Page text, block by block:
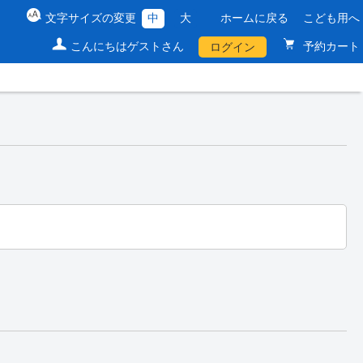
文字サイズの変更 中 大 ホームに戻る こども用へ
こんにちはゲストさん ログイン 予約カート